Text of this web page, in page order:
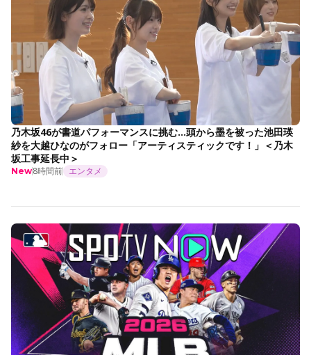
乃木坂46が書道パフォーマンスに挑む…頭から墨を被った池田瑛
紗を大越ひなのがフォロー「アーティスティックです！」＜乃木
坂工事延長中＞
New8時間前 エンタメ